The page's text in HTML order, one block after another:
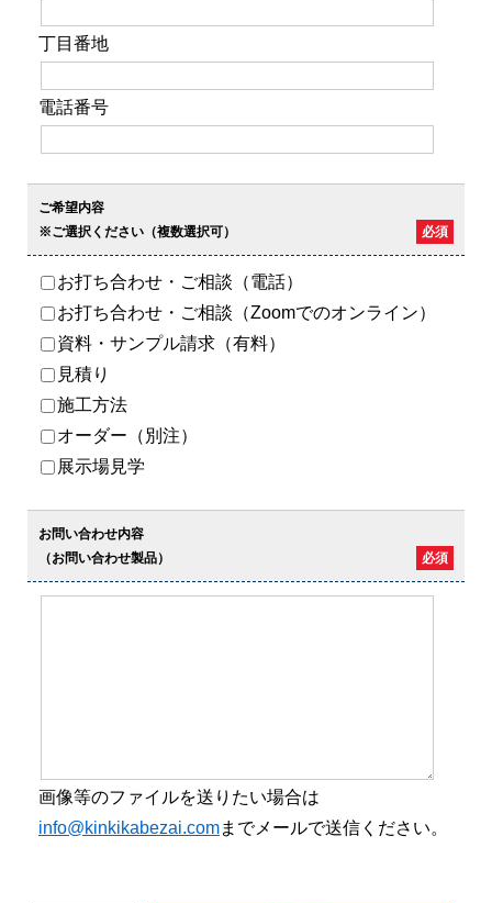
丁目番地
電話番号
ご希望内容
※ご選択ください（複数選択可）
必須
お打ち合わせ・ご相談（電話）
お打ち合わせ・ご相談（Zoomでのオンライン）
資料・サンプル請求（有料）
見積り
施工方法
オーダー（別注）
展示場見学
お問い合わせ内容
（お問い合わせ製品）
必須
画像等のファイルを送りたい場合は
info@kinkikabezai.comまでメールで送信ください。